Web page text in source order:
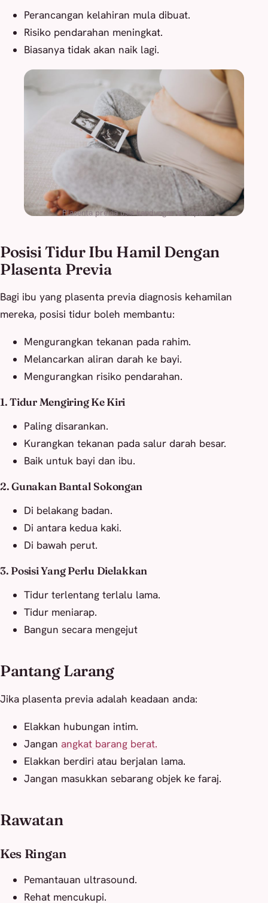
Perancangan kelahiran mula dibuat.
Risiko pendarahan meningkat.
Biasanya tidak akan naik lagi.
Plasenta previa usia kandungan berapa?
Posisi Tidur Ibu Hamil Dengan
Plasenta Previa
Bagi ibu yang plasenta previa diagnosis kehamilan
mereka, posisi tidur boleh membantu:
Mengurangkan tekanan pada rahim.
Melancarkan aliran darah ke bayi.
Mengurangkan risiko pendarahan.
1. Tidur Mengiring Ke Kiri
Paling disarankan.
Kurangkan tekanan pada salur darah besar.
Baik untuk bayi dan ibu.
2. Gunakan Bantal Sokongan
Di belakang badan.
Di antara kedua kaki.
Di bawah perut.
3. Posisi Yang Perlu Dielakkan
Tidur terlentang terlalu lama.
Tidur meniarap.
Bangun secara mengejut
Pantang Larang
Jika plasenta previa adalah keadaan anda:
Elakkan hubungan intim.
Jangan angkat barang berat.
Elakkan berdiri atau berjalan lama.
Jangan masukkan sebarang objek ke faraj.
Rawatan
Kes Ringan
Pemantauan ultrasound.
Rehat mencukupi.